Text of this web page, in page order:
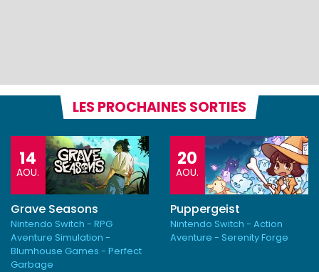
LES PROCHAINES SORTIES
14
AOU.
Grave Seasons
Nintendo Switch - RPG
Aventure Simulation -
Blumhouse Games - Perfect
Garbage
20
AOU.
Puppergeist
Nintendo Switch - Action
Aventure - Serenity Forge